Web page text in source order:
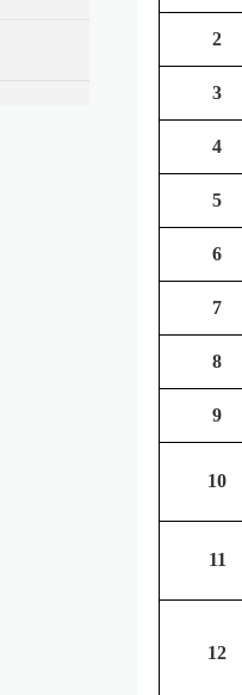
2
3
4
5
6
7
8
9
10
11
12